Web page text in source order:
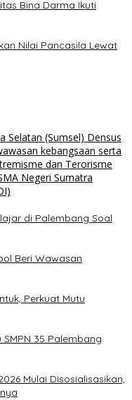
Bina Darma Ikuti
Nilai Pancasila Lewat
di Palembang Soal
Beri Wawasan
Perkuat Mutu
SMPN 35 Palembang
Mulai Disosialisasikan,